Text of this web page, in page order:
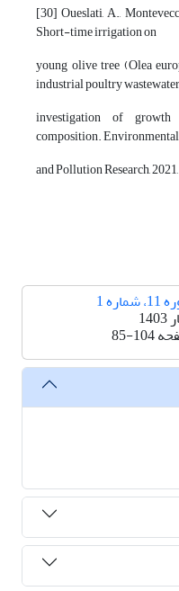
[30] Oueslati, A.,
Short-time irrigation on
young olive tree (Olea
industrial poultry
investigation of growth
composition.
and Pollution Research,
1
85-104